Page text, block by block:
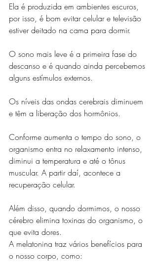
Ela é produzida em ambientes escuros,
por isso, é bom evitar celular e televisão
estiver deitado na cama para dormir.
O sono mais leve é a primeira fase do
descanso e é quando ainda percebemos
alguns estímulos externos.
Os níveis das ondas cerebrais diminuem
e têm a liberação dos hormônios.
Conforme aumenta o tempo do sono, o
organismo entra no relaxamento intenso,
diminui a temperatura e até o tônus
muscular. A partir daí, acontece a
recuperação celular.
Além disso, quando dormimos, o nosso
cérebro elimina toxinas do organismo, o
que evita dores.
A melatonina traz vários benefícios para
o nosso corpo, como: